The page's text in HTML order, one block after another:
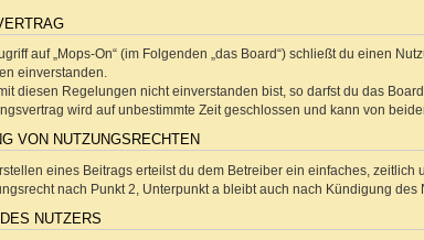
auf „Mops-On“ (im Folgenden „das Board“) schließt du einen
einverstanden.
diesen Regelungen nicht einverstanden bist, so darfst du das
wird auf unbestimmte Zeit geschlossen und kann von
VON NUTZUNGSRECHTEN
eines Beitrags erteilst du dem Betreiber ein einfaches,
nach Punkt 2, Unterpunkt a bleibt auch nach Kündigung des
NUTZERS